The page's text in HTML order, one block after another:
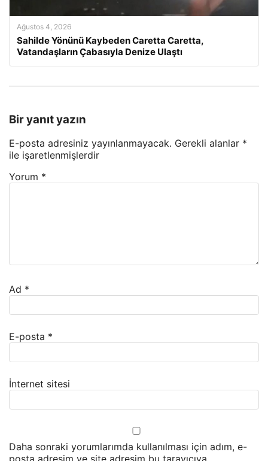
Ağustos 4, 2026
Sahilde Yönünü Kaybeden Caretta Caretta,
Vatandaşların Çabasıyla Denize Ulaştı
Bir yanıt yazın
E-posta adresiniz yayınlanmayacak. Gerekli alanlar *
ile işaretlenmişlerdir
Yorum *
Ad *
E-posta *
İnternet sitesi
Daha sonraki yorumlarımda kullanılması için adım, e-